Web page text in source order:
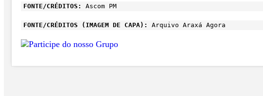
FONTE/CRÉDITOS: Ascom PM
FONTE/CRÉDITOS (IMAGEM DE CAPA): Arquivo Araxá Agora